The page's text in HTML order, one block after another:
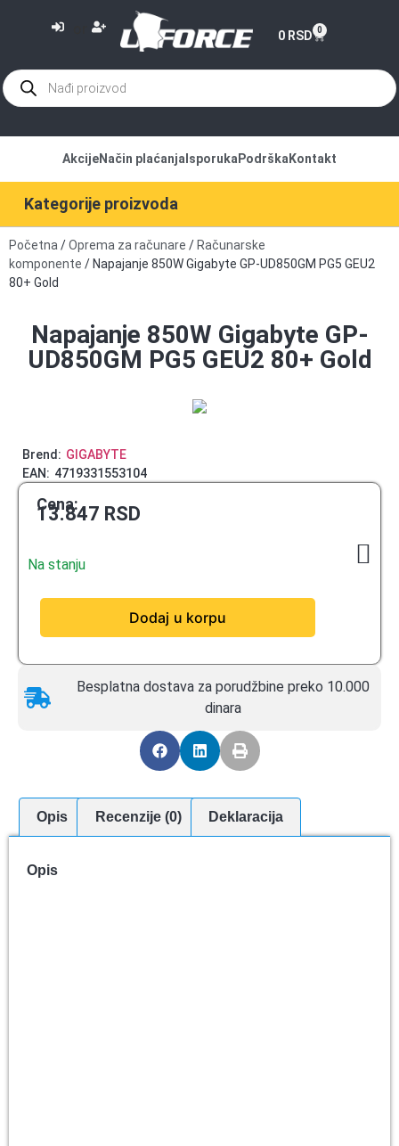
0 RSD 0
Kategorije proizvoda
AkcijeNačin plaćanja Isporuka Podrška Kontakt
Početna /Oprema za računare / Računarske
komponente / Napajanje 850W Gigabyte GP-UD850GM PG5 GEU2
80+ Gold
Napajanje 850W Gigabyte GP-
UD850GM PG5 GEU2 80+ Gold
Brend: GIGABYTE
EAN: 4719331553104
Cena:
13.847 RSD
Na stanju
Dodaj u korpu
Besplatna dostava za porudžbine preko 10.000
dinara
Opis Recenzije (0) Deklaracija
Opis